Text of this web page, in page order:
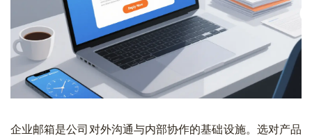
企业邮箱是公司对外沟通与内部协作的基础设施。选对产品